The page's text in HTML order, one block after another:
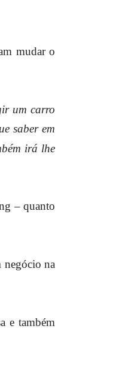
mudar o
um carro
saber em
irá lhe
– quanto
negócio na
e também